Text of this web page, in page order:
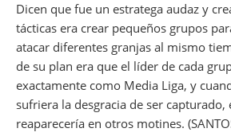
Dicen que fue un estratega audaz y
tácticas era crear pequeños grupos
atacar diferentes granjas al mismo
de su plan era que el líder de cada
exactamente como Media Liga, y
sufriera la desgracia de ser capturado,
reaparecería en otros motines.